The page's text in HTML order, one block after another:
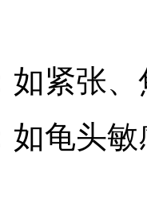
紧张、
龟头敏